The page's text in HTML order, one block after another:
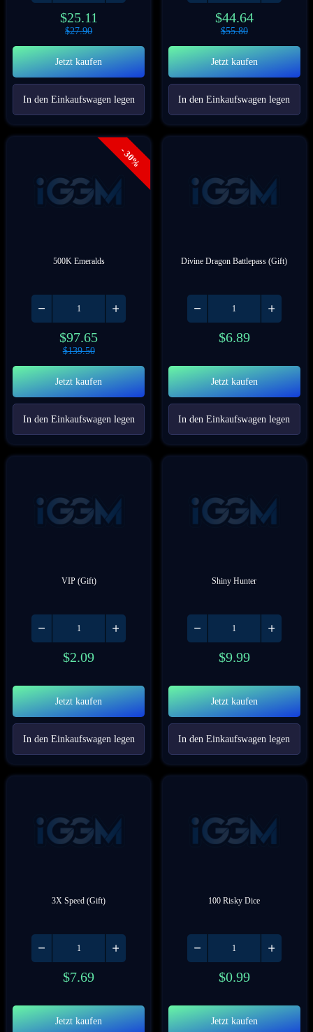
$25.11
$27.90
Jetzt kaufen
In den Einkaufswagen legen
$44.64
$55.80
Jetzt kaufen
In den Einkaufswagen legen
- 30%
500K Emeralds
$97.65
$139.50
Jetzt kaufen
In den Einkaufswagen legen
Divine Dragon Battlepass (Gift)
$6.89
Jetzt kaufen
In den Einkaufswagen legen
VIP (Gift)
$2.09
Jetzt kaufen
In den Einkaufswagen legen
Shiny Hunter
$9.99
Jetzt kaufen
In den Einkaufswagen legen
3X Speed (Gift)
$7.69
Jetzt kaufen
100 Risky Dice
$0.99
Jetzt kaufen